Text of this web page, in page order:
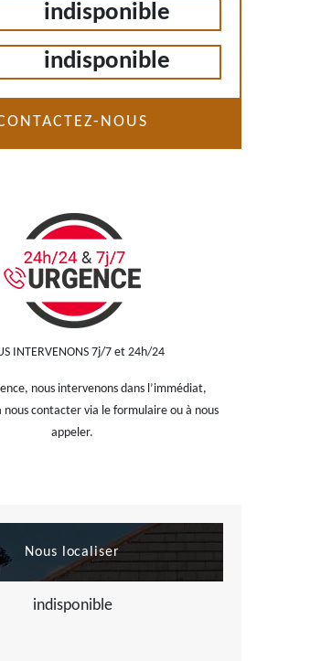
indisponible
indisponible
NOUS
INTERVENONS 7j/7 et 24h/24
nous intervenons dans l’immédiat,
nous contacter via le formulaire ou à nous
appeler.
Nous localiser
indisponible